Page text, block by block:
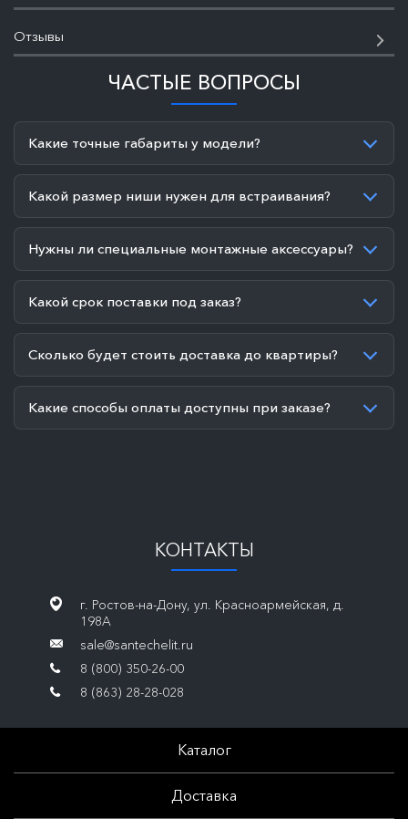
Отзывы
ЧАСТЫЕ ВОПРОСЫ
Какие точные габариты у модели?
Какой размер ниши нужен для встраивания?
Нужны ли специальные монтажные аксессуары?
Какой срок поставки под заказ?
Сколько будет стоить доставка до квартиры?
Какие способы оплаты доступны при заказе?
КОНТАКТЫ
г. Ростов-на-Дону, ул. Красноармейская, д.
198А
sale@santechelit.ru
8 (800) 350-26-00
8 (863) 28-28-028
Каталог
Доставка